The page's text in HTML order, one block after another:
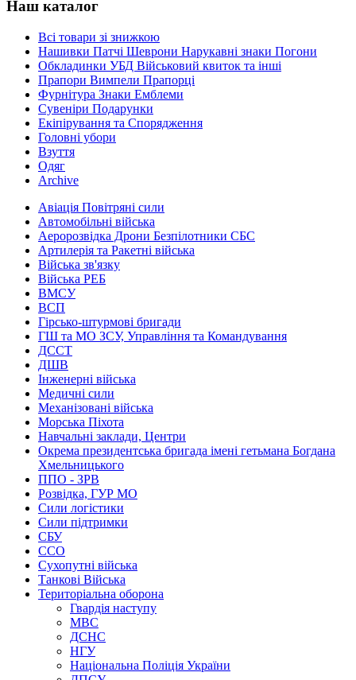
Наш каталог
Всі товари зі знижкою
Нашивки Патчі Шеврони Нарукавні знаки Погони
Обкладинки УБД Військовий квиток та інші
Прапори Вимпели Прапорці
Фурнітура Знаки Емблеми
Сувеніри Подарунки
Екіпірування та Спорядження
Головні убори
Взуття
Одяг
Archive
Авіація Повітряні сили
Автомобільні війська
Аеророзвідка Дрони Безпілотники СБС
Артилерія та Ракетні війська
Війська зв'язку
Війська РЕБ
ВМСУ
ВСП
Гірсько-штурмові бригади
ГШ та МО ЗСУ, Управління та Командування
ДССТ
ДШВ
Інженерні війська
Медичні сили
Механізовані війська
Морська Піхота
Навчальні заклади, Центри
Окрема президентська бригада імені гетьмана Богдана
Хмельницького
ППО - ЗРВ
Розвідка, ГУР МО
Сили логістики
Сили підтримки
СБУ
ССО
Сухопутні війська
Танкові Війська
Територіальна оборона
Гвардія наступу
МВС
ДСНС
НГУ
Національна Поліція України